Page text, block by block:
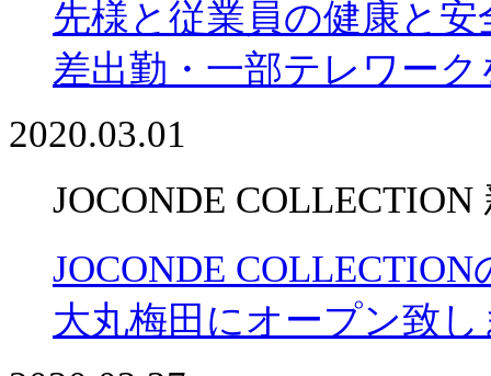
先様と従業員の健康と
差出勤・一部テレワー
2020.03.01
JOCONDE
JOCONDE
大丸梅田にオープン致